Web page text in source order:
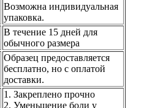
Возможна индивидуальная
упаковка.
В течение 15 дней для
обычного размера
Образец предоставляется
бесплатно, но с оплатой
доставки.
1. Закреплено прочно
2. Уменьшение боли у